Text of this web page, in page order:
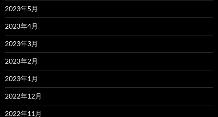
2023年5月
2023年4月
2023年3月
2023年2月
2023年1月
2022年12月
2022年11月